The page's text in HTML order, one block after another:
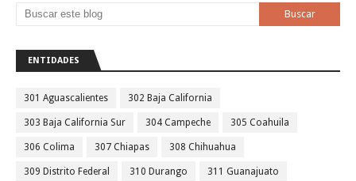
ENTIDADES
301 Aguascalientes 302 Baja California
303 Baja California Sur 304 Campeche 305 Coahuila
306 Colima 307 Chiapas 308 Chihuahua
309 Distrito Federal 310 Durango 311 Guanajuato